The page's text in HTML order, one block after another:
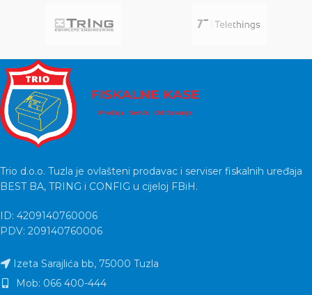
Trio d.o.o. Tuzla je ovlašteni prodavac i serviser fiskalnih uređaja
BEST BA, TRING i CONFIG u cijeloj FBiH.
ID: 4209140760006
PDV: 209140760006
Izeta Sarajlića bb, 75000 Tuzla
Mob: 066 400-444